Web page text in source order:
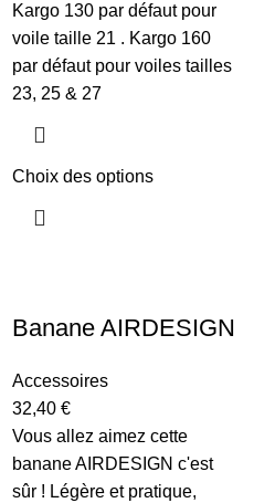
Kargo 130 par défaut pour
voile taille 21 . Kargo 160
par défaut pour voiles tailles
23, 25 & 27
Choix des options
Banane AIRDESIGN
Accessoires
32,40 €
Vous allez aimez cette
banane AIRDESIGN c'est
sûr ! Légère et pratique,